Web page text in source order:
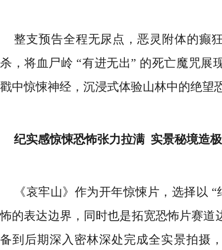
整支预告全程无尿点，恶灵附体的癫
杀，将血尸岭 “有进无出” 的死亡魔咒展
戳中惊悚神经，沉浸式体验山林中的绝望
纪实感惊悚恐怖张力拉满 实景秘境造
《哀牢山》作为开年惊悚片，选择以
怖的表达边界，同时也是拓宽恐怖片赛道
备到后期深入密林深处完成全实景拍摄